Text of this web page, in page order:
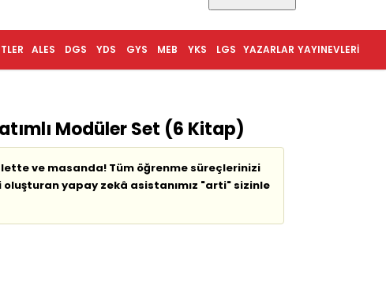
YAYINEVLERI
YAZARLAR
LGS
YKS
MEB
GYS
YDS
DGS
ALES
Modüler Set (6 Kitap)
ve masanda! Tüm öğrenme süreçlerinizi
yapay zekâ asistanımız "arti" sizinle